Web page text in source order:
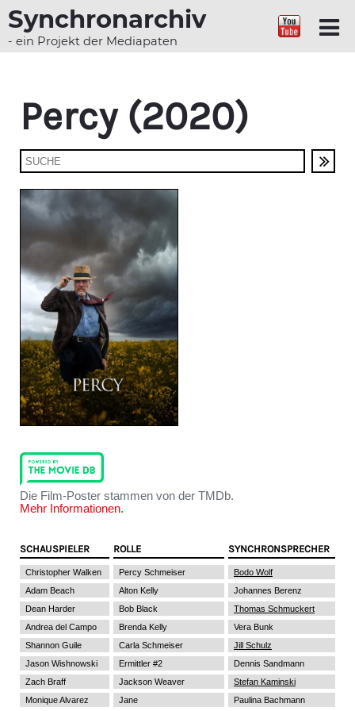
Synchronarchiv
- ein Projekt der Mediapaten
Percy (2020)
Die Film-Poster stammen von der TMDb.
Mehr Informationen.
SCHAUSPIELER ROLLE SYNCHRONSPRECHER
Christopher Walken Percy Schmeiser
Bodo Wolf
Adam Beach
Alton Kelly
Johannes Berenz
Dean Harder
Bob Black
Thomas Schmuckert
Andrea del Campo
Brenda Kelly
Vera Bunk
Shannon Guile
Carla Schmeiser
Jill Schulz
Jason Wishnowski
Ermittler #2
Dennis Sandmann
Zach Braff
Jackson Weaver
Stefan Kaminski
Monique Alvarez
Jane Paulina Bachmann